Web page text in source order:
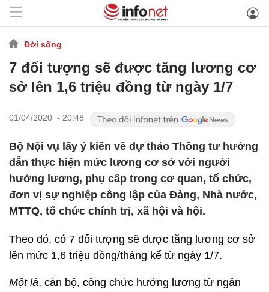
Đời sống
7 đối tượng sẽ được tăng lương cơ
sở lên 1,6 triệu đồng từ ngày 1/7
01/04/2020 - 20:48
Bộ Nội vụ lấy ý kiến về dự thảo Thông tư hướng
dẫn thực hiện mức lương cơ sở với người
hưởng lương, phụ cấp trong cơ quan, tổ chức,
đơn vị sự nghiệp công lập của Đảng, Nhà nước,
MTTQ, tổ chức chính trị, xã hội và hội.
Theo đó, có 7 đối tượng sẽ được tăng lương cơ sở
lên mức 1,6 triệu đồng/tháng kể từ ngày 1/7.
Một là, cán bộ, công chức hưởng lương từ ngân